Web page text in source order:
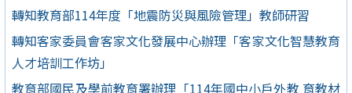
轉知教育部114年度「地震防災與風險管理」教師研習
轉知客家委員會客家文化發展中心辦理「客家文化智慧教育
人才培訓工作坊」
教育部國民及學前教育署辦理「114年國中小戶外教 育教材